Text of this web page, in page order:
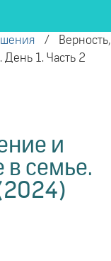
/
Верность,
1. Часть 2
и
семье.